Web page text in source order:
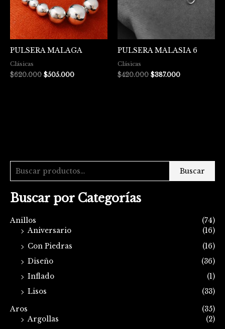
Buscar
Buscar por Categorías
Anillos
(74)
Aniversario
(16)
Con Piedras
(16)
Diseño
(36)
Inflado
(1)
Lisos
(33)
Aros
(35)
Argollas
(2)
PULSERA MALAGA
Clásicas
$620.000 $505.000
PULSERA MALASIA 6
Clásicas
$420.000 $387.000